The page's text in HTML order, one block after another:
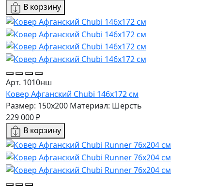
В корзину
Арт. 1010нш
Ковер Афганский Chubi 146x172 см
Размер: 150x200 Материал: Шерсть
229 000 ₽
В корзину